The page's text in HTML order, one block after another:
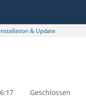
& Update
Geschlossen